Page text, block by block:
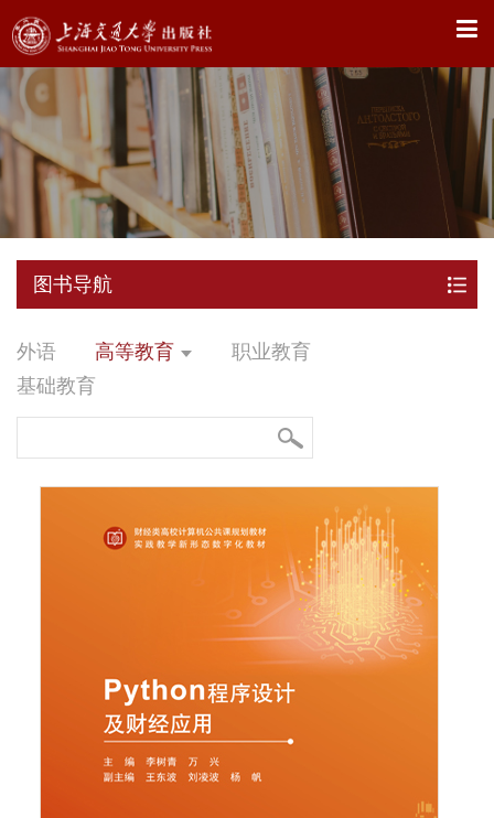
X
图书导航
外语 高等教育
职业教育
基础教育